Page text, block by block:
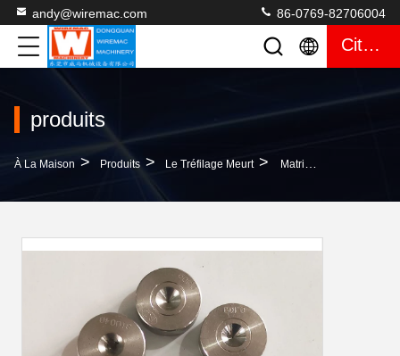
andy@wiremac.com 86-0769-82706004
Citation
produits
À La Maison > Produits > Le Tréfilage Meurt > Matrices De Dessin De L'en Cuivre PCD De Wiremac, Tréfilage Diamond Dies De 0.064Mm